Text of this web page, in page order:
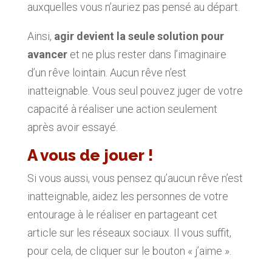
auxquelles vous n’auriez pas pensé au départ.
Ainsi, agir devient la seule solution pour
avanceret ne plus rester dans l’imaginaire
d’un rêve lointain. Aucun rêve n’est
inatteignable. Vous seul pouvez juger de votre
capacité à réaliser une action seulement
après avoir essayé.
A vous de jouer !
Si vous aussi, vous pensez qu’aucun rêve n’est
inatteignable, aidez les personnes de votre
entourage à le réaliser en partageant cet
article sur les réseaux sociaux. Il vous suffit,
pour cela, de cliquer sur le bouton « j’aime ».